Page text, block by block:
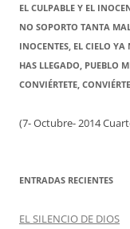
EL CULPABLE Y EL
NO SOPORTO TANTA
INOCENTES, EL CIELO YA
HAS LLEGADO, PUEBLO
CONVIÉRTETE,
(7- Octubre- 2014
ENTRADAS RECIENTES
EL SILENCIO DE DIOS